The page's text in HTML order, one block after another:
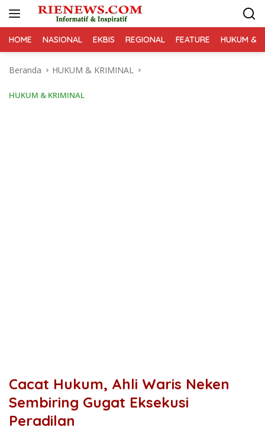
HOME NASIONAL EKBIS REGIONAL FEATURE HUKUM &
Beranda HUKUM & KRIMINAL
HUKUM & KRIMINAL
Cacat Hukum, Ahli Waris Neken
Sembiring Gugat Eksekusi
Peradilan